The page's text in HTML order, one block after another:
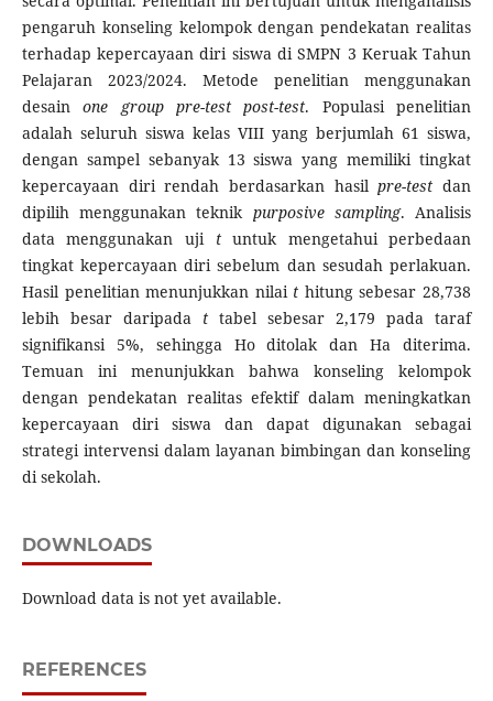
pengaruh konseling kelompok dengan pendekatan realitas
terhadap kepercayaan diri siswa di SMPN 3 Keruak Tahun
Pelajaran 2023/2024. Metode penelitian menggunakan
desainone group pre-test post-test. Populasi penelitian
adalah seluruh siswa kelas VIII yang berjumlah 61 siswa,
dengan sampel sebanyak 13 siswa yang memiliki tingkat
kepercayaan diri rendah berdasarkan hasilpre-test dan
dipilih menggunakan teknik purposive sampling. Analisis
data menggunakan uji tuntuk mengetahui perbedaan
tingkat kepercayaan diri sebelum dan sesudah perlakuan.
Hasil penelitian menunjukkan nilai t hitung sebesar 28,738
lebih besar daripada t tabel sebesar 2,179 pada taraf
signifikansi 5%, sehingga Ho ditolak dan Ha diterima.
Temuan ini menunjukkan bahwa konseling kelompok
dengan pendekatan realitas efektif dalam meningkatkan
kepercayaan diri siswa dan dapat digunakan sebagai
strategi intervensi dalam layanan bimbingan dan konseling
di sekolah.
DOWNLOADS
Download data is not yet available.
REFERENCES